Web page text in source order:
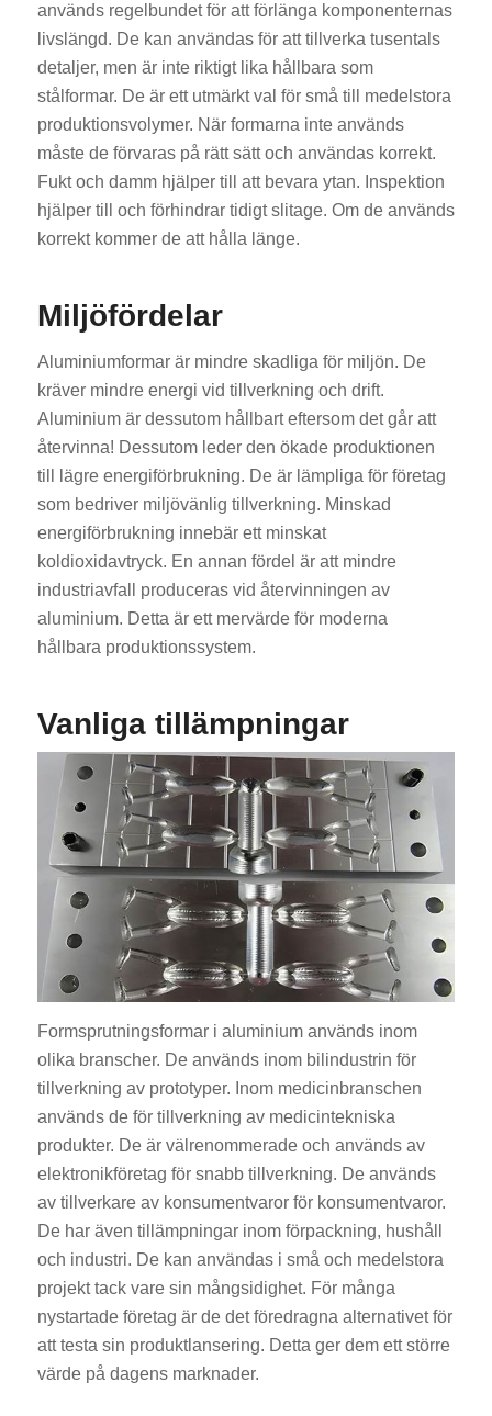
används regelbundet för att förlänga komponenternas
livslängd. De kan användas för att tillverka tusentals
detaljer, men är inte riktigt lika hållbara som
stålformar. De är ett utmärkt val för små till medelstora
produktionsvolymer. När formarna inte används
måste de förvaras på rätt sätt och användas korrekt.
Fukt och damm hjälper till att bevara ytan. Inspektion
hjälper till och förhindrar tidigt slitage. Om de används
korrekt kommer de att hålla länge.
Miljöfördelar
Aluminiumformar är mindre skadliga för miljön. De
kräver mindre energi vid tillverkning och drift.
Aluminium är dessutom hållbart eftersom det går att
återvinna! Dessutom leder den ökade produktionen
till lägre energiförbrukning. De är lämpliga för företag
som bedriver miljövänlig tillverkning. Minskad
energiförbrukning innebär ett minskat
koldioxidavtryck. En annan fördel är att mindre
industriavfall produceras vid återvinningen av
aluminium. Detta är ett mervärde för moderna
hållbara produktionssystem.
Vanliga tillämpningar
Formsprutningsformar i aluminium används inom
olika branscher. De används inom bilindustrin för
tillverkning av prototyper. Inom medicinbranschen
används de för tillverkning av medicintekniska
produkter. De är välrenommerade och används av
elektronikföretag för snabb tillverkning. De används
av tillverkare av konsumentvaror för konsumentvaror.
De har även tillämpningar inom förpackning, hushåll
och industri. De kan användas i små och medelstora
projekt tack vare sin mångsidighet. För många
nystartade företag är de det föredragna alternativet för
att testa sin produktlansering. Detta ger dem ett större
värde på dagens marknader.